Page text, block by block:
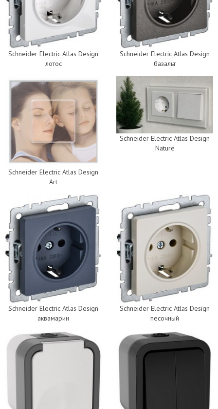
Schneider Electric Atlas Design
лотос
Schneider Electric Atlas Design
базальт
Schneider Electric Atlas Design
Art
Schneider Electric Atlas Design
Nature
Schneider Electric Atlas Design
аквамарин
Schneider Electric Atlas Design
песочный